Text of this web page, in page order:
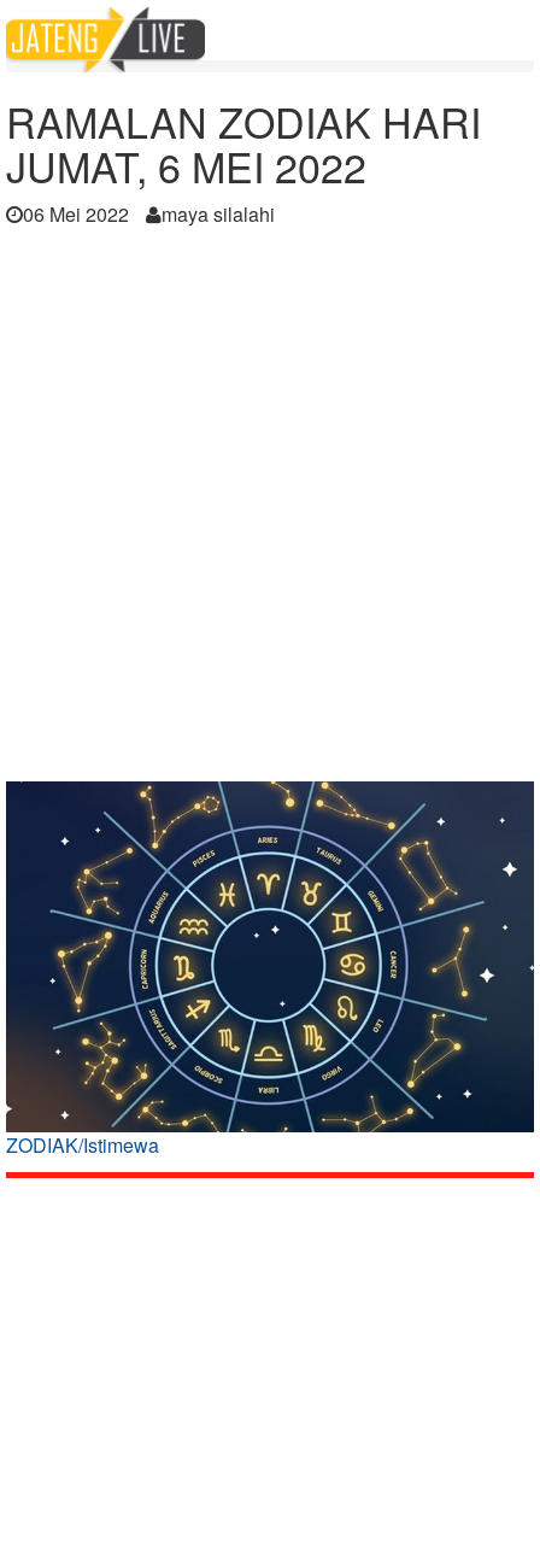
Home
Berita
RAMALAN ZODIAK HARI JUMAT, 6 MEI 2022
RAMALAN ZODIAK HARI
JUMAT, 6 MEI 2022
06 Mei 2022 maya silalahi
ZODIAK/Istimewa